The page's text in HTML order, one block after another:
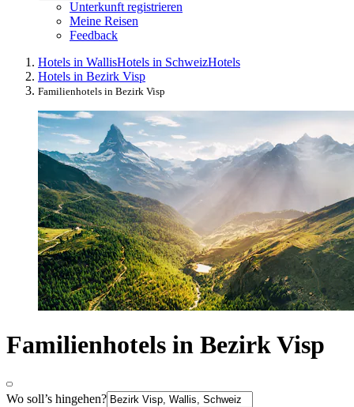
Unterkunft registrieren
Meine Reisen
Feedback
Hotels in WallisHotels in SchweizHotels
Hotels in Bezirk Visp
Familienhotels in Bezirk Visp
Familienhotels in Bezirk Visp
Wo soll’s hingehen?